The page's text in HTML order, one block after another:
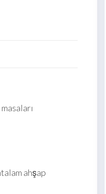
ahşap